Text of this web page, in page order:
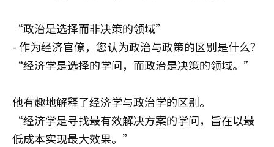
“政治是选择而非决策的领域”
- 作为经济官僚，您认为政治与政策的区别是什么？
“经济学是选择的学问，而政治是决策的领域。”
他有趣地解释了经济学与政治学的区别。
“经济学是寻找最有效解决方案的学问，旨在以最
低成本实现最大效果。”